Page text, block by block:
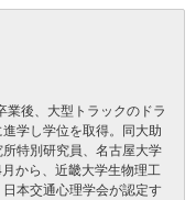
業後、大型トラックのドラ
学し学位を取得。同大助
特別研究員、名古屋大学
から、近畿大学生物理工
本交通心理学会が認定す